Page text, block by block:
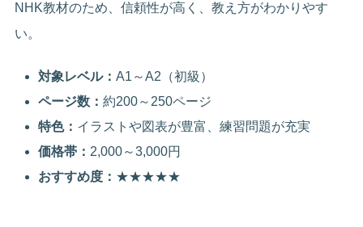
NHK教材のため、信頼性が高く、教え方がわかりやす
い。
対象レベル：A1～A2（初級）
ページ数：約200～250ページ
特色： イラストや図表が豊富、練習問題が充実
価格帯： 2,000～3,000円
おすすめ度： ★★★★★